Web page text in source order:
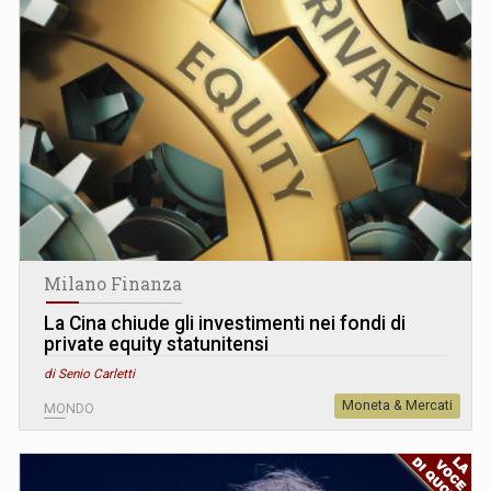
Milano Finanza
La Cina chiude gli investimenti nei fondi di
private equity statunitensi
di Senio Carletti
MONDO Moneta & Mercati